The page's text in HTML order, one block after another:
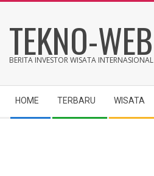
content
TEKNO-WEB
BERITA INVESTOR WISATA INTERNASIONAL
Navigation
Menu
HOME TERBARU WISATA